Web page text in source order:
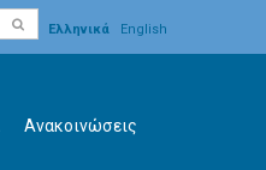
Ελληνικά English
Ανακοινώσεις